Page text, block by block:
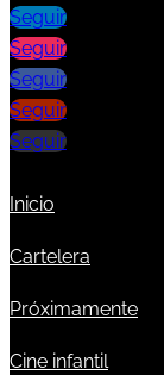
Seguir
Seguir
Seguir
Seguir
Seguir
Inicio
Cartelera
Próximamente
Cine infantil